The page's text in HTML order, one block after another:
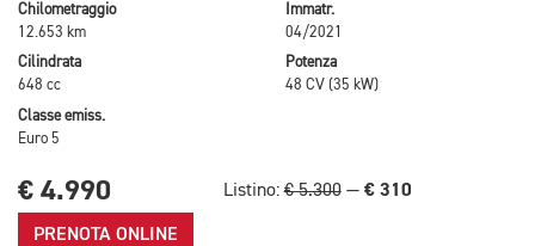
Chilometraggio
12.653 km
Immatr.
04/2021
Cilindrata
648 cc
Potenza
48 CV (35 kW)
Classe emiss.
Euro 5
€ 4.990 Listino:€ 5.300 — € 310
PRENOTA ONLINE